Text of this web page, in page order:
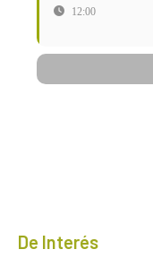
12:00
De Interés